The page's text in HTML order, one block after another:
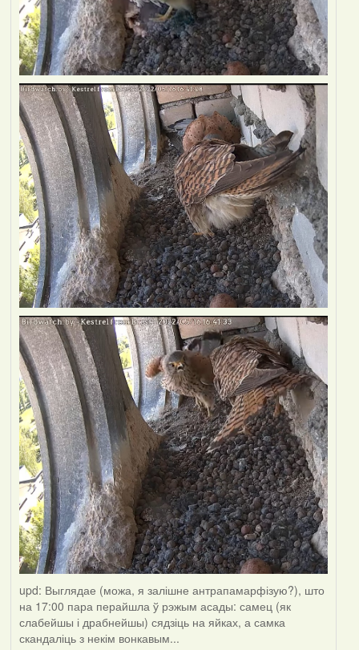
upd: Выглядае (можа, я залішне антрапамарфізую?), што
на 17:00 пара перайшла ў рэжым асады: самец (як
слабейшы і драбнейшы) сядзіць на яйках, а самка
скандаліць з некім вонкавым...